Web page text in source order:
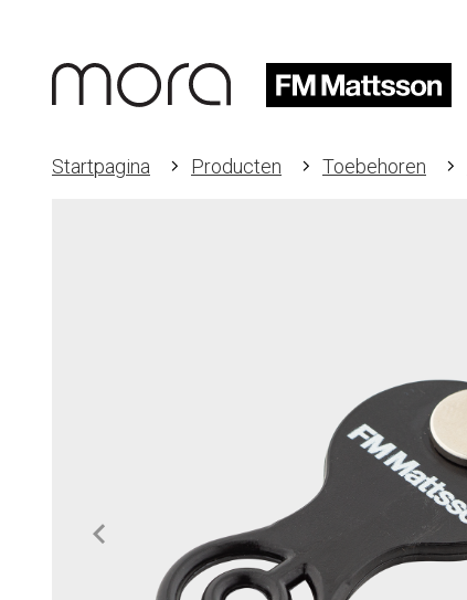
Startpagina Producten Toebehoren